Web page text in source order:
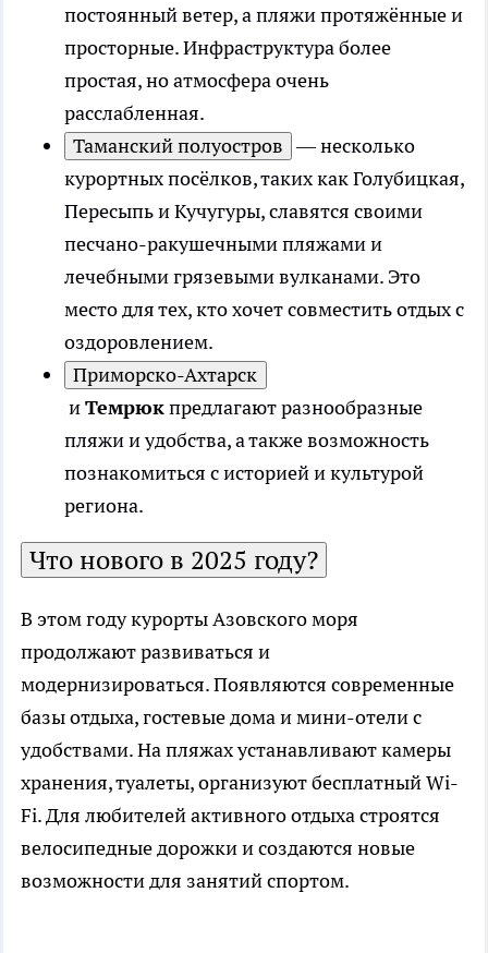
постоянный ветер, а пляжи протяжённые и
просторные. Инфраструктура более
простая, но атмосфера очень
расслабленная.
Таманский полуостров — несколько
курортных посёлков, таких как Голубицкая,
Пересыпь и Кучугуры, славятся своими
песчано-ракушечными пляжами и
лечебными грязевыми вулканами. Это
место для тех, кто хочет совместить отдых с
оздоровлением.
Приморско-Ахтарск
иТемрюкпредлагают разнообразные
пляжи и удобства, а также возможность
познакомиться с историей и культурой
региона.
Что нового в 2025 году?
В этом году курорты Азовского моря
продолжают развиваться и
модернизироваться. Появляются современные
базы отдыха, гостевые дома и мини-отели с
удобствами. На пляжах устанавливают камеры
хранения, туалеты, организуют бесплатный Wi-
Fi. Для любителей активного отдыха строятся
велосипедные дорожки и создаются новые
возможности для занятий спортом.